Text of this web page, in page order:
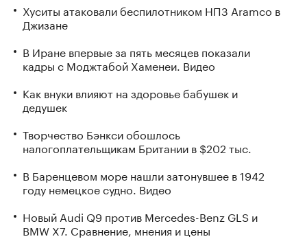
Хуситы атаковали беспилотником НПЗ Aramco в
Джизане
В Иране впервые за пять месяцев показали
кадры с Моджтабой Хаменеи. Видео
Как внуки влияют на здоровье бабушек и
дедушек
Творчество Бэнкси обошлось
налогоплательщикам Британии в $202 тыс.
В Баренцевом море нашли затонувшее в 1942
году немецкое судно. Видео
Новый Audi Q9 против Mercedes-Benz GLS и
BMW X7. Сравнение, мнения и цены